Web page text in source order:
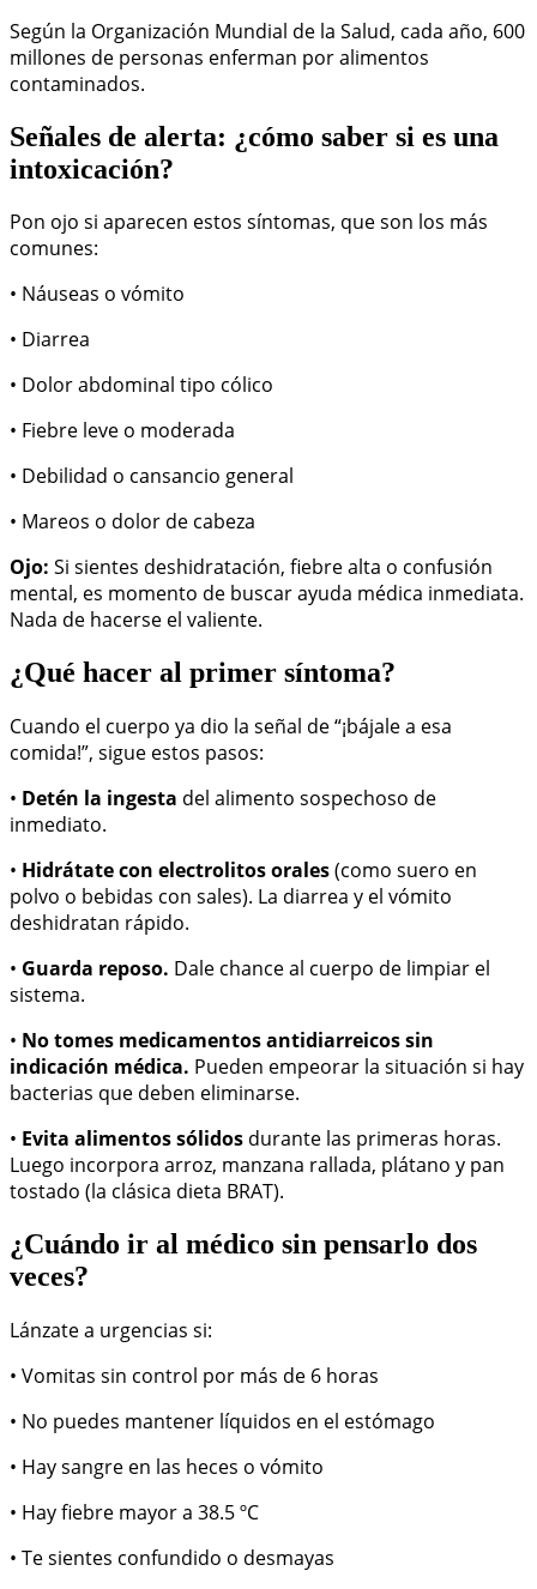
Según la Organización Mundial de la Salud, cada año, 600
millones de personas enferman por alimentos
contaminados.
Señales de alerta: ¿cómo saber si es una
intoxicación?
Pon ojo si aparecen estos síntomas, que son los más
comunes:
• Náuseas o vómito
• Diarrea
• Dolor abdominal tipo cólico
• Fiebre leve o moderada
• Debilidad o cansancio general
• Mareos o dolor de cabeza
Ojo: Si sientes deshidratación, fiebre alta o confusión
mental, es momento de buscar ayuda médica inmediata.
Nada de hacerse el valiente.
¿Qué hacer al primer síntoma?
Cuando el cuerpo ya dio la señal de “¡bájale a esa
comida!”, sigue estos pasos:
• Detén la ingesta del alimento sospechoso de
inmediato.
• Hidrátate con electrolitos orales(como suero en
polvo o bebidas con sales). La diarrea y el vómito
deshidratan rápido.
• Guarda reposo. Dale chance al cuerpo de limpiar el
sistema.
• No tomes medicamentos antidiarreicos sin
indicación médica. Pueden empeorar la situación si hay
bacterias que deben eliminarse.
• Evita alimentos sólidos durante las primeras horas.
Luego incorpora arroz, manzana rallada, plátano y pan
tostado (la clásica dieta BRAT).
¿Cuándo ir al médico sin pensarlo dos
veces?
Lánzate a urgencias si:
• Vomitas sin control por más de 6 horas
• No puedes mantener líquidos en el estómago
• Hay sangre en las heces o vómito
• Hay fiebre mayor a 38.5 ºC
• Te sientes confundido o desmayas